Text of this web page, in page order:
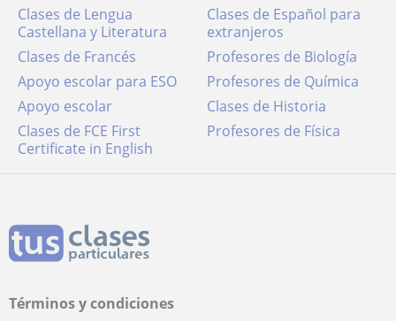
Clases de Lengua
Castellana y Literatura
Clases de Español para
extranjeros
Clases de Francés
Profesores de Biología
Apoyo escolar para ESO
Profesores de Química
Apoyo escolar
Clases de Historia
Clases de FCE First
Certificate in English
Profesores de Física
Términos y condiciones